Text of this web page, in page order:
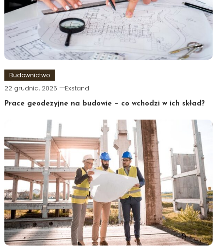
Budownictwo
22 grudnia, 2025 Exstand
Prace geodezyjne na budowie – co wchodzi w ich skład?